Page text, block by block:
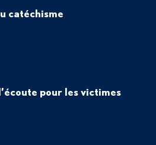
catéchisme
pour les victimes